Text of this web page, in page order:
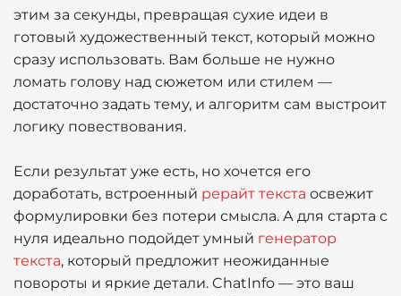
этим за секунды, превращая сухие идеи в
готовый художественный текст, который можно
сразу использовать. Вам больше не нужно
ломать голову над сюжетом или стилем —
достаточно задать тему, и алгоритм сам выстроит
логику повествования.
Если результат уже есть, но хочется его
доработать, встроенный рерайт текста освежит
формулировки без потери смысла. А для старта с
нуля идеально подойдет умный генератор
текста, который предложит неожиданные
повороты и яркие детали. ChatInfo — это ваш